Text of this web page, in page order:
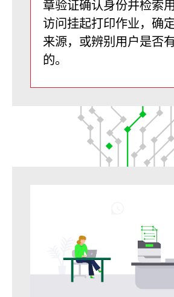
章验证确认身份并检索
访问挂起打印作业，确
来源，或辨别用户是否
的。